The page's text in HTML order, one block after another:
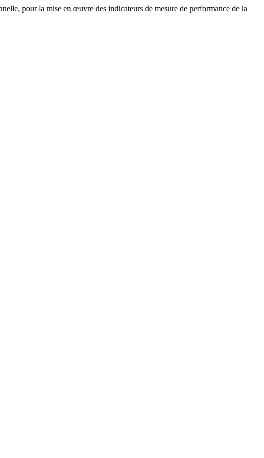
pour la mise en œuvre des indicateurs de mesure de performance de la